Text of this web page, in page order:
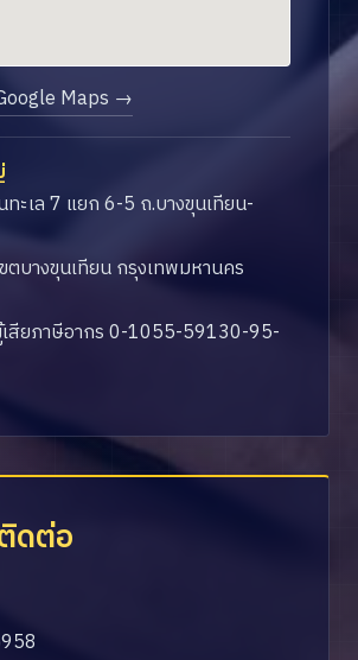
Maps →
ะเล 7 แยก 6-5 ถ.บางขุนเทียน-
ตบางขุนเทียน กรุงเทพมหานคร
เสียภาษีอากร 0-1055-59130-95-
ดต่อ